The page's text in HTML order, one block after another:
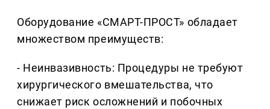
Оборудование «СМАРТ-ПРОСТ» обладает
множеством преимуществ:
- Неинвазивность: Процедуры не требуют
хирургического вмешательства, что
снижает риск осложнений и побочных